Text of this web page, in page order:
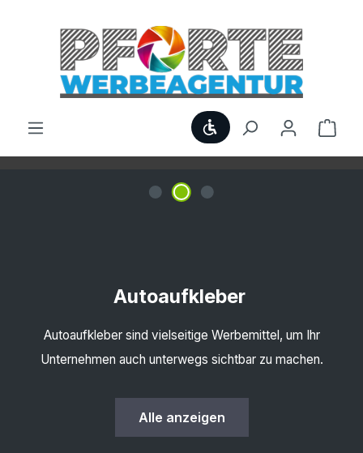
Werkzeugleiste
Autoaufkleber
Autoaufkleber sind vielseitige Werbemittel, um Ihr
Unternehmen auch unterwegs sichtbar zu machen.
Alle anzeigen